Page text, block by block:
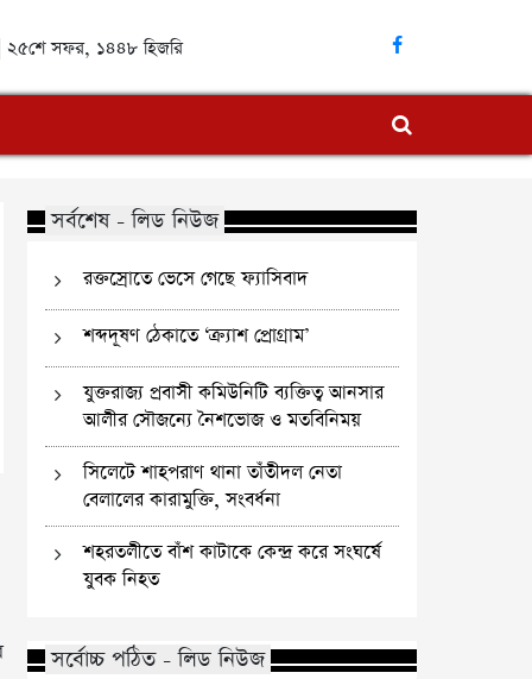
| ২৫শে সফর, ১৪৪৮ হিজরি
সর্বশেষ - লিড নিউজ
রক্তস্রোতে ভেসে গেছে ফ্যাসিবাদ
শব্দদূষণ ঠেকাতে ‘ক্র্যাশ প্রোগ্রাম’
যুক্তরাজ্য প্রবাসী কমিউনিটি ব্যক্তিত্ব আনসার
আলীর সৌজন্যে নৈশভোজ ও মতবিনিময়
সিলেটে শাহপরাণ থানা তাঁতীদল নেতা
বেলালের কারামুক্তি, সংবর্ধনা
শহরতলীতে বাঁশ কাটাকে কেন্দ্র করে সংঘর্ষে
যুবক নিহত
সর্বোচ্চ পঠিত - লিড নিউজ